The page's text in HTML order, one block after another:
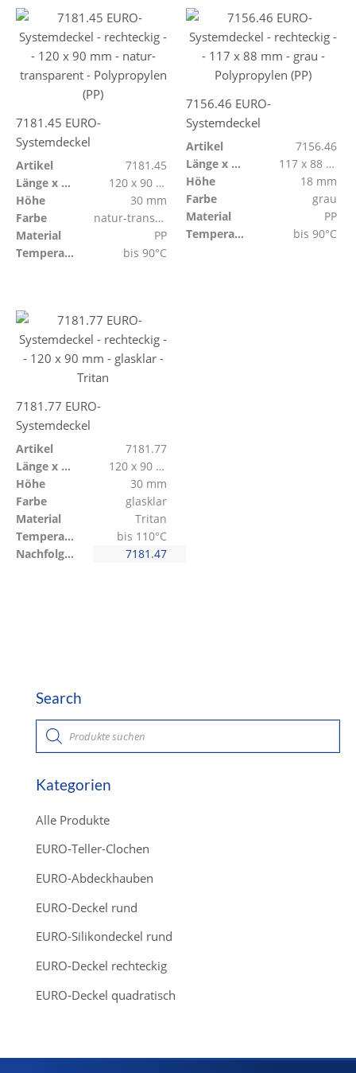
7181.45 EURO-
Systemdeckel
Artikel
7181.45
Länge x Breite
120 x 90 mm
Höhe
30 mm
Farbe
natur-transparent
Material
PP
Temperaturbeständig
bis 90°C
7156.46 EURO-
Systemdeckel
Artikel
7156.46
Länge x Breite
117 x 88 mm
Höhe
18 mm
Farbe
grau
Material
PP
Temperaturbeständig
bis 90°C
7181.77 EURO-
Systemdeckel
Artikel
7181.77
Länge x Breite
120 x 90 mm
Höhe
30 mm
Farbe
glasklar
Material
Tritan
Temperaturbeständig
bis 110°C
Nachfolge für Artikel
7181.47
Search
P
o
c
t
s
e
r
h
Kategorien
Alle Produkte
EURO-Teller-Clochen
EURO-Abdeckhauben
EURO-Deckel rund
EURO-Silikondeckel rund
EURO-Deckel rechteckig
EURO-Deckel quadratisch